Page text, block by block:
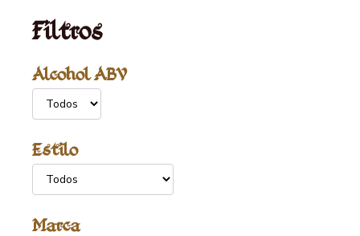
Filtros
Alcohol ABV
Estilo
Marca